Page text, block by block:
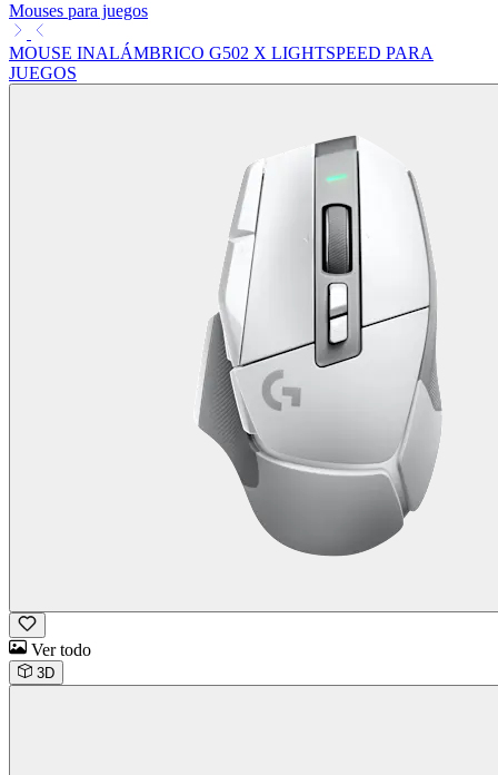
Mouses para juegos
MOUSE INALÁMBRICO G502 X LIGHTSPEED PARA
JUEGOS
Ver todo
3D